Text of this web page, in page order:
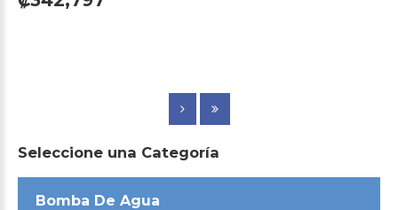
Seleccione una Categoría
Bomba De Agua